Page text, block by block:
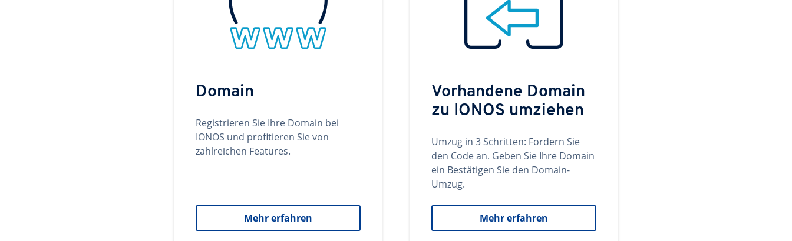
Domain
Registrieren Sie Ihre Domain bei
IONOS und profitieren Sie von
zahlreichen Features.
Mehr erfahren
Vorhandene Domain
zu IONOS umziehen
Umzug in 3 Schritten: Fordern Sie
den Code an. Geben Sie Ihre Domain
ein Bestätigen Sie den Domain-
Umzug.
Mehr erfahren